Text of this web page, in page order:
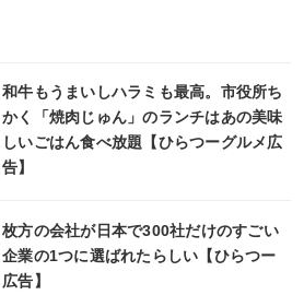
和牛もうまいしハラミも最高。市役所ち
かく「焼肉じゅん」のランチはあの美味
しいごはん食べ放題【ひらつーグルメ広
告】
枚方の会社が日本で300社だけのすごい
企業の1つに選ばれたらしい【ひらつー
広告】